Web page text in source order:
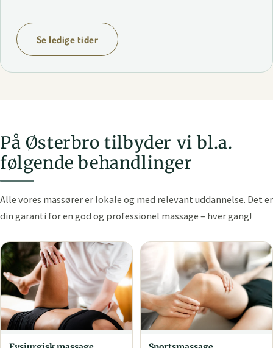
Se ledige tider
På Østerbro tilbyder vi bl.a.
følgende behandlinger
Alle vores massører er lokale og med relevant uddannelse. Det er
din garanti for en god og professionel massage – hver gang!